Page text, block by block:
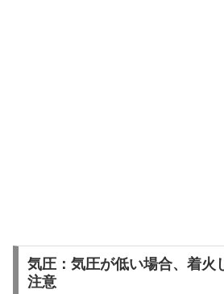
気圧：気圧が低い場合、着火
注意